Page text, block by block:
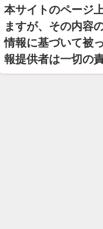
本サイトのページ
ますが、その内容
情報に基づいて被
報提供者は一切の